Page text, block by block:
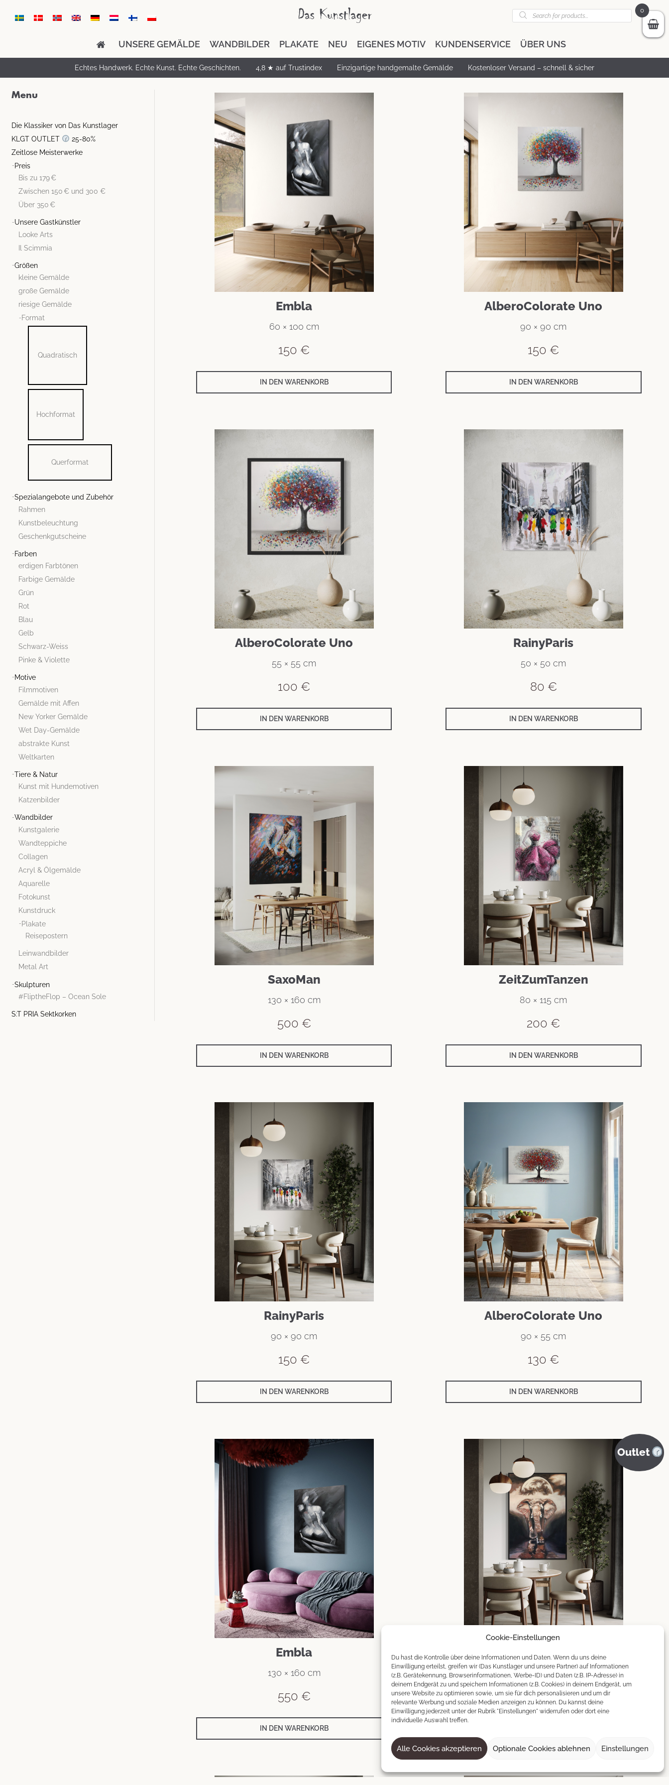
Cookie-Einstellungen
Du hast die Kontrolle über deine Informationen und Daten. Wenn du uns deine
Einwilligung erteilst, greifen wir (Das Kunstlager und unsere Partner) auf Informationen
(z.B. Gerätekennung, Browserinformationen, Werbe-ID) und Daten (z.B. IP-Adresse) in
deinem Endgerät zu und speichern Informationen (z.B. Cookies) in deinem Endgerät, um
unsere Website zu optimieren sowie, um sie für dich personalisieren und um dir
relevante Werbung und soziale Medien anzeigen zu können. Du kannst deine
Einwilligung jederzeit unter der Rubrik "Einstellungen" widerrufen oder dort eine
individuelle Auswahl treffen.
Alle Cookies akzeptieren Optionale Cookies ablehnen Einstellungen
Products
search
UNSERE GEMÄLDE WANDBILDER PLAKATE NEU EIGENES MOTIV KUNDENSERVICE ÜBER UNS
Echtes Handwerk. Echte Kunst. Echte Geschichten. 4,8 ★ auf Trustindex Einzigartige handgemalte Gemälde Kostenloser Versand – schnell & sicher
Menu
Die Klassiker von Das Kunstlager
KLGT OUTLET
25-80%
Zeitlose Meisterwerke
Preis
Bis zu 179 €
Zwischen 150 € und 300 €
Über 350 €
Unsere Gastkünstler
Looke Arts
Il Scimmia
Größen
kleine Gemälde
große Gemälde
riesige Gemälde
Format
Quadratisch
Hochformat
Querformat
Spezialangebote und Zubehör
Rahmen
Kunstbeleuchtung
Geschenkgutscheine
Farben
erdigen Farbtönen
Farbige Gemälde
Grün
Rot
Blau
Gelb
Schwarz-Weiss
Pinke & Violette
Motive
Filmmotiven
Gemälde mit Affen
New Yorker Gemälde
Wet Day-Gemälde
abstrakte Kunst
Weltkarten
Tiere & Natur
Kunst mit Hundemotiven
Katzenbilder
Wandbilder
Kunstgalerie
Wandteppiche
Collagen
Acryl & Ölgemälde
Aquarelle
Fotokunst
Kunstdruck
Plakate
Reisepostern
Leinwandbilder
Metal Art
Skulpturen
#FliptheFlop – Ocean Sole
S:T PRIA Sektkorken
Embla
60 × 100 cm
150 €
IN DEN WARENKORB
AlberoColorate Uno
90 × 90 cm
150 €
IN DEN WARENKORB
AlberoColorate Uno
55 × 55 cm
100 €
IN DEN WARENKORB
RainyParis
50 × 50 cm
80 €
IN DEN WARENKORB
SaxoMan
130 × 160 cm
500 €
IN DEN WARENKORB
ZeitZumTanzen
80 × 115 cm
200 €
IN DEN WARENKORB
RainyParis
90 × 90 cm
150 €
IN DEN WARENKORB
AlberoColorate Uno
90 × 55 cm
130 €
IN DEN WARENKORB
Embla
130 × 160 cm
550 €
IN DEN WARENKORB
Outlet
Il Commendante
100 × 150 cm
1 500€Ursprünglicher
Preis
1
500€Aktueller
Preis
500 €.
0